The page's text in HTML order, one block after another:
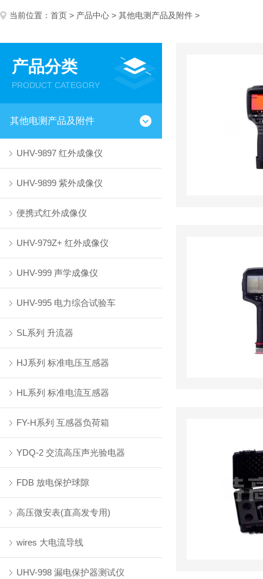
当前位置： 首页 > 产品中心 > 其他电测产品及附件 >
产品分类
PRODUCT CATEGORY
其他电测产品及附件
UHV-9897 红外成像仪
UHV-9899 紫外成像仪
便携式红外成像仪
UHV-979Z+ 红外成像仪
UHV-999 声学成像仪
UHV-995 电力综合试验车
SL系列 升流器
HJ系列 标准电压互感器
HL系列 标准电流互感器
FY-H系列 互感器负荷箱
YDQ-2 交流高压声光验电器
FDB 放电保护球隙
高压微安表(直高发专用)
wires 大电流导线
UHV-998 漏电保护器测试仪